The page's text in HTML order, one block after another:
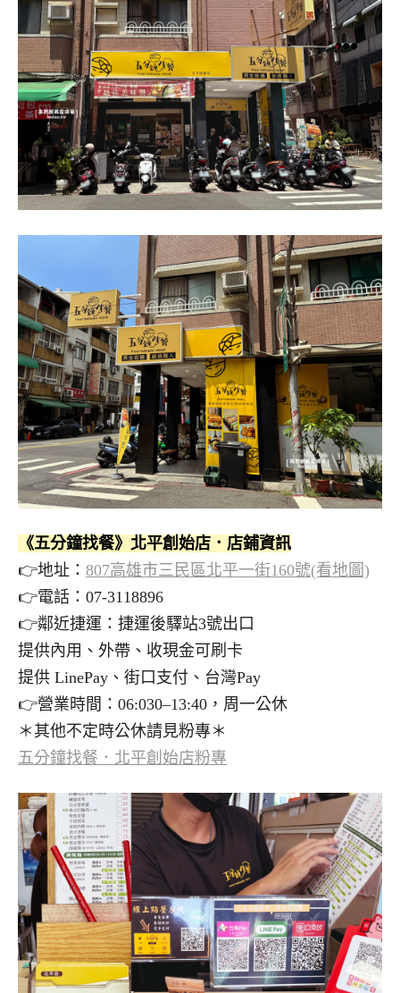
《五分鐘找餐》北平創始店．店鋪資訊
👉地址： 807高雄市三民區北平一街160號(看地圖)
👉電話：07-3118896
👉鄰近捷運：捷運後驛站3號出口
提供內用、外帶、收現金可刷卡
提供 LinePay、街口支付、台灣Pay
👉營業時間：06:030–13:40，周一公休
＊其他不定時公休請見粉專＊
五分鐘找餐．北平創始店粉專